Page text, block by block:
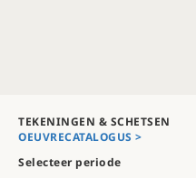
TEKENINGEN & SCHETSEN
OEUVRECATALOGUS >
Selecteer periode